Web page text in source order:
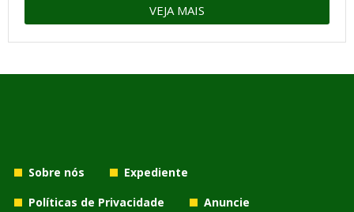
VEJA MAIS
Sobre nós
Expediente
Políticas de Privacidade
Anuncie